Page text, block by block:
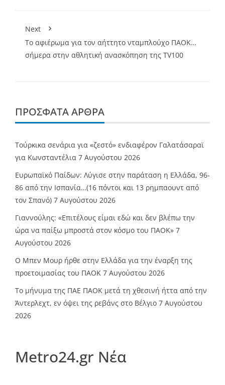
Next
Το αφιέρωμα για τον αήττητο νταμπλούχο ΠΑΟΚ…
σήμερα στην αθλητική ανασκόπηση της TV100
ΠΡΌΣΦΑΤΑ ΆΡΘΡΑ
Τούρκικα σενάρια για «ζεστό» ενδιαφέρον Γαλατάσαραϊ
για Κωνσταντέλια 7 Αυγούστου 2026
Ευρωπαϊκό Παίδων: Λύγισε στην παράταση η Ελλάδα, 96-
86 από την Ισπανία…(16 πόντοι και 13 ρημπαουντ από
τον Σπανό) 7 Αυγούστου 2026
Γιαννούλης: «Επιτέλους είμαι εδώ και δεν βλέπω την
ώρα να παίξω μπροστά στον κόσμο του ΠΑΟΚ» 7
Αυγούστου 2026
O Mπεν Μουρ ήρθε στην Ελλάδα για την έναρξη της
προετοιμασίας του ΠΑΟΚ 7 Αυγούστου 2026
Το μήνυμα της ΠΑΕ ΠΑΟΚ μετά τη χθεσινή ήττα από την
Άντερλεχτ, εν όψει της ρεβάνς στο Βέλγιο 7 Αυγούστου
2026
Metro24.gr Νέα